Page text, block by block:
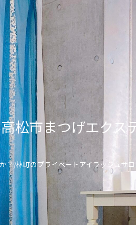
松市まつげエクス
？/林町のプライベートアイラッシュサ